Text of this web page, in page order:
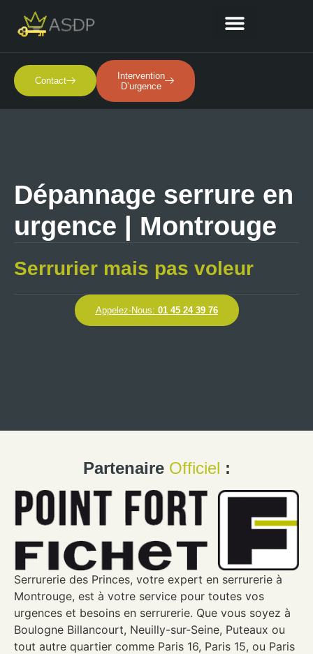
Contact
Intervention
D’urgence
Dépannage serrure en
urgence | Montrouge
Serrurier mais pas voleur
Appelez-Nous: 01 45 24 39 76
Partenaire Officiel :
Serrurerie des Princes, votre expert en serrurerie à
Montrouge, est à votre service pour toutes vos
urgences et besoins en serrurerie. Que vous soyez à
Boulogne Billancourt, Neuilly-sur-Seine, Puteaux ou
tout autre quartier comme Paris 16, Paris 15, ou Paris